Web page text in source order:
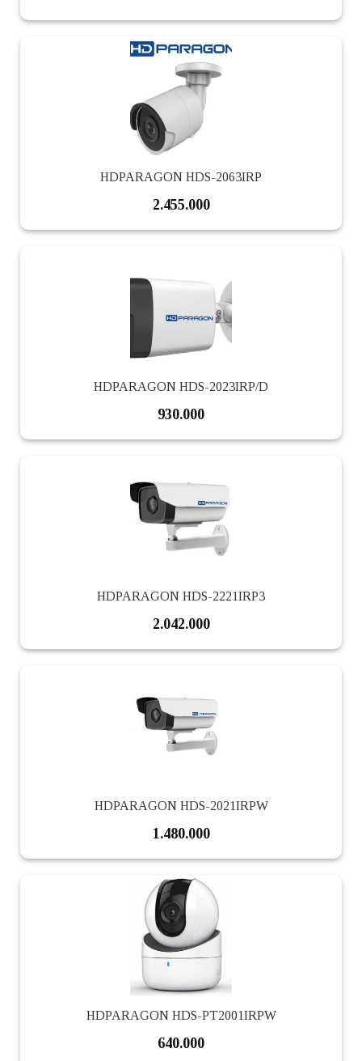
HDPARAGON HDS-2063IRP
2.455.000
HDPARAGON HDS-2023IRP/D
930.000
HDPARAGON HDS-2221IRP3
2.042.000
HDPARAGON HDS-2021IRPW
1.480.000
HDPARAGON HDS-PT2001IRPW
640.000